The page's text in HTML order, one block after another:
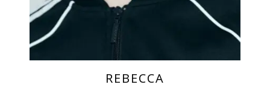
REBECCA